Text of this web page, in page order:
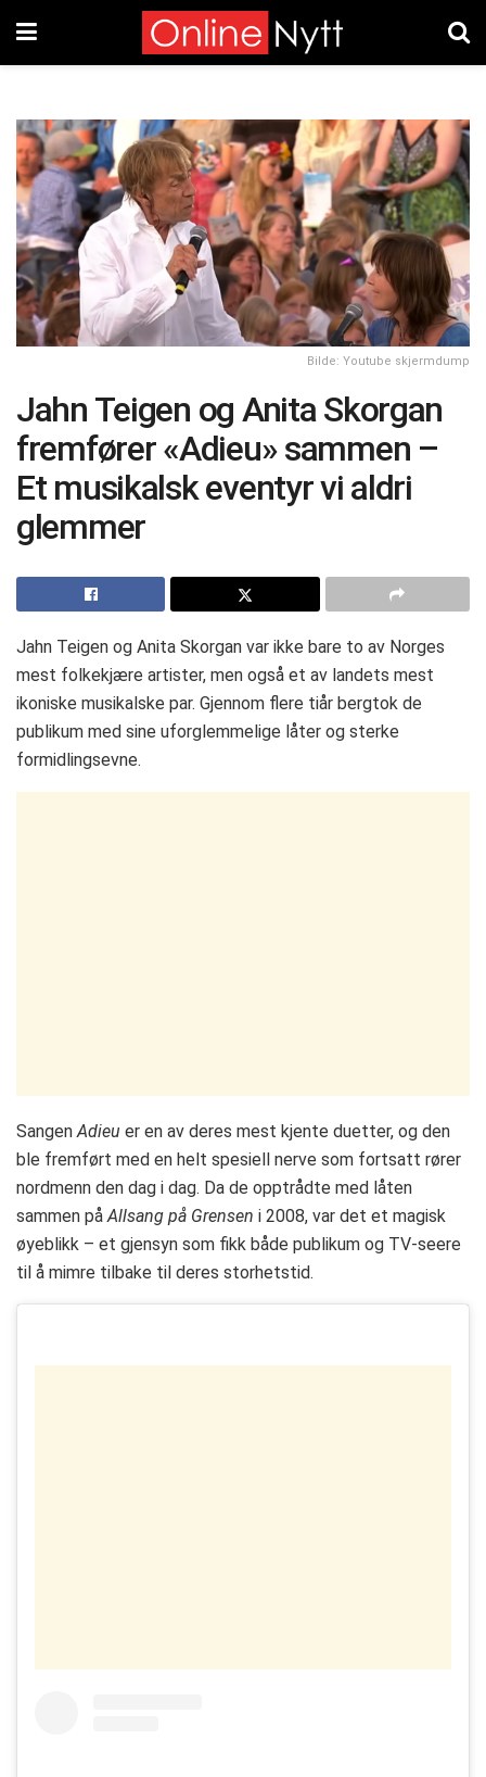
Bilde: Youtube skjermdump
Jahn Teigen og Anita Skorgan
fremfører «Adieu» sammen –
Et musikalsk eventyr vi aldri
glemmer
Jahn Teigen og Anita Skorgan var ikke bare to av Norges
mest folkekjære artister, men også et av landets mest
ikoniske musikalske par. Gjennom flere tiår bergtok de
publikum med sine uforglemmelige låter og sterke
formidlingsevne.
Sangen Adieu er en av deres mest kjente duetter, og den
ble fremført med en helt spesiell nerve som fortsatt rører
nordmenn den dag i dag. Da de opptrådte med låten
sammen på Allsang på Grensen i 2008, var det et magisk
øyeblikk – et gjensyn som fikk både publikum og TV-seere
til å mimre tilbake til deres storhetstid.